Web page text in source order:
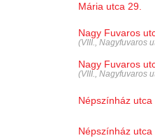
Mária utca 29.
Nagy Fuvaros
(VIII., Nagyfuvaros
Nagy Fuvaros
(VIII., Nagyfuvaros
Népszínház utca
Népszínház utca